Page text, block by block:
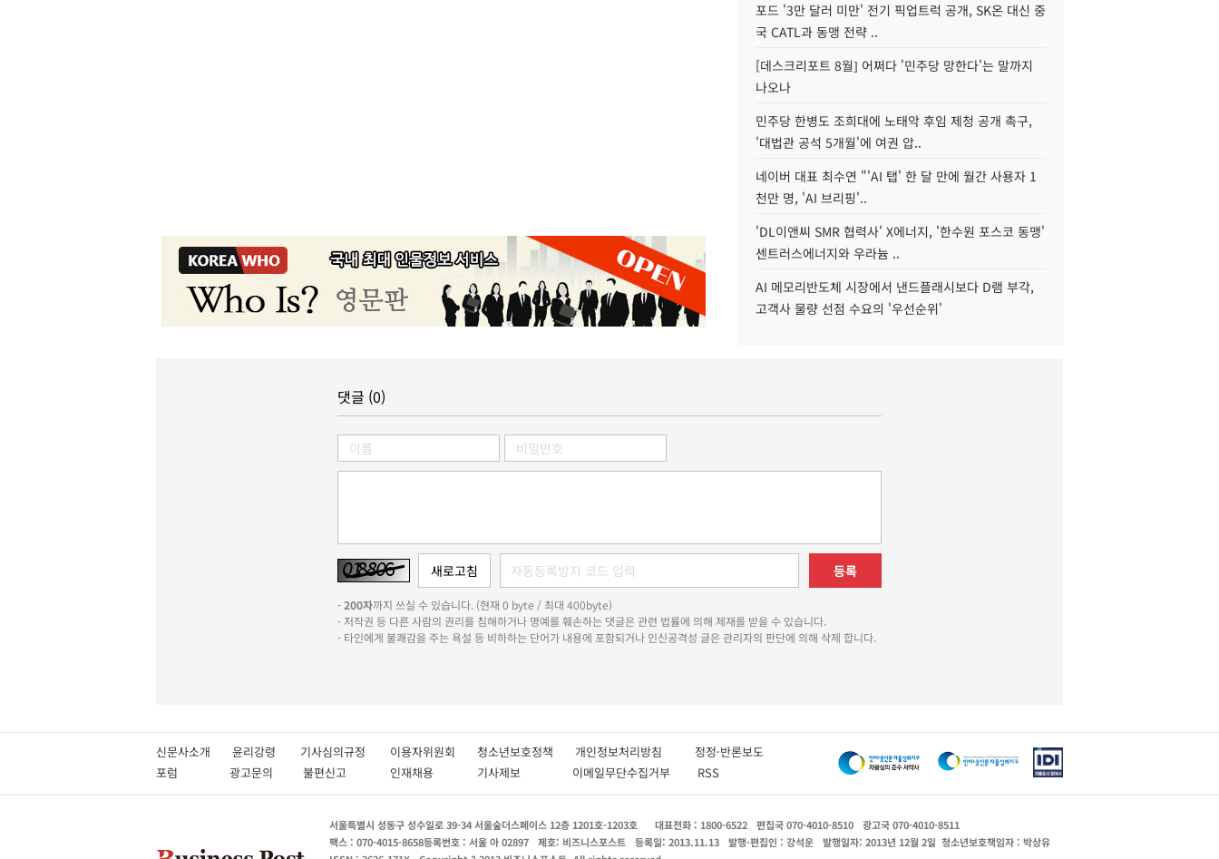
포드 '3만 달러 미만' 전기 픽업트럭 공개, SK온 대신 중
국 CATL과 동맹 전략 ..
[데스크리포트 8월] 어쩌다 '민주당 망한다'는 말까지
나오나
민주당 한병도 조희대에 노태악 후임 제청 공개 촉구,
'대법관 공석 5개월'에 여권 압..
네이버 대표 최수연 "'AI 탭' 한 달 만에 월간 사용자 1
천만 명, 'AI 브리핑'..
'DL이앤씨 SMR 협력사' X에너지, '한수원 포스코 동맹'
센트러스에너지와 우라늄 ..
AI 메모리반도체 시장에서 낸드플래시보다 D램 부각,
고객사 물량 선점 수요의 '우선순위'
댓글 (0)
등록
-200자까지 쓰실 수 있습니다. (현재 0 byte / 최대 400byte)
- 저작권 등 다른 사람의 권리를 침해하거나 명예를 훼손하는 댓글은 관련 법률에 의해 제재를 받을 수 있습니다.
- 타인에게 불쾌감을 주는 욕설 등 비하하는 단어가 내용에 포함되거나 인신공격성 글은 관리자의 판단에 의해 삭제 합니다.
신문사소개 윤리강령 기사심의규정 이용자위원회 청소년보호정책 개인정보처리방침 정정·반론보도
포럼
광고문의 불편신고 인재채용 기사제보 이메일무단수집거부 RSS
서울특별시 성동구 성수일로 39-34 서울숲더스페이스 12층 1201호-1203호 대표전화 : 1800-6522 편집국 070-4010-8510
광고국 070-4010-8511
팩스 : 070-4015-8658등록번호 : 서울 아 02897 제호: 비즈니스포스트 등록일: 2013.11.13 발행·편집인 : 강석운 발행일자: 2013년 12월 2일 청소년보호책임자 : 박상유